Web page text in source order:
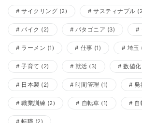
サイクリング (2) サスティナブル
バイク (2) パタゴニア (3)
ラーメン (1) 仕事 (1) 埼玉
子育て (2) 就活 (3) 数値化
日本製 (2) 時間管理 (1) 発
職業訓練 (2) 自転車 (1) 自
転職 (2)